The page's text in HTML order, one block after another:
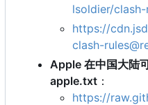
lsoldier/
https://
clash-
Apple 在中国大陆
apple.txt ：
https://